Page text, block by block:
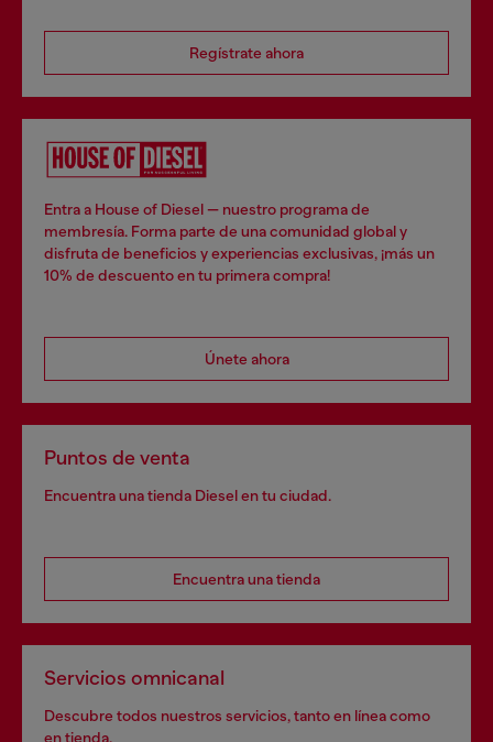
Regístrate ahora
Entra a House of Diesel — nuestro programa de
membresía. Forma parte de una comunidad global y
disfruta de beneficios y experiencias exclusivas, ¡más un
10% de descuento en tu primera compra!
Únete ahora
Puntos de venta
Encuentra una tienda Diesel en tu ciudad.
Encuentra una tienda
Servicios omnicanal
Descubre todos nuestros servicios, tanto en línea como
en tienda.